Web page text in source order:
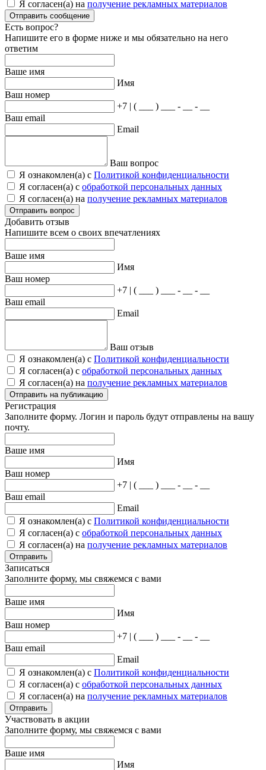
Я согласен(а) на получение рекламных материалов
Отправить сообщение
Есть вопрос?
Напишите его в форме ниже и мы обязательно на него
ответим
Ваше имя
Имя
Ваш номер
+7 | ( ___ ) ___ - __ - __
Ваш email
Email
Ваш вопрос
Я ознакомлен(а) с Политикой конфиденциальности
Я согласен(а) с обработкой персональных данных
Я согласен(а) на получение рекламных материалов
Отправить вопрос
Добавить отзыв
Напишите всем о своих впечатлениях
Ваше имя
Имя
Ваш номер
+7 | ( ___ ) ___ - __ - __
Ваш email
Email
Ваш отзыв
Я ознакомлен(а) с Политикой конфиденциальности
Я согласен(а) с обработкой персональных данных
Я согласен(а) на получение рекламных материалов
Отправить на публикацию
Регистрация
Заполните форму. Логин и пароль будут отправлены на вашу
почту.
Ваше имя
Имя
Ваш номер
+7 | ( ___ ) ___ - __ - __
Ваш email
Email
Я ознакомлен(а) с Политикой конфиденциальности
Я согласен(а) с обработкой персональных данных
Я согласен(а) на получение рекламных материалов
Отправить
Записаться
Заполните форму, мы свяжемся с вами
Ваше имя
Имя
Ваш номер
+7 | ( ___ ) ___ - __ - __
Ваш email
Email
Я ознакомлен(а) с Политикой конфиденциальности
Я согласен(а) с обработкой персональных данных
Я согласен(а) на получение рекламных материалов
Отправить
Участвовать в акции
Заполните форму, мы свяжемся с вами
Ваше имя
Имя